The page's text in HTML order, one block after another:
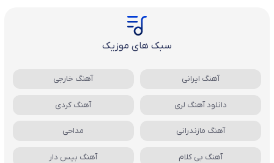
سبک های موزیک
آهنگ ایرانی آهنگ خارجی
دانلود آهنگ لری آهنگ کردی
آهنگ مازندرانی مداحی
آهنگ بی کلام آهنگ بیس دار